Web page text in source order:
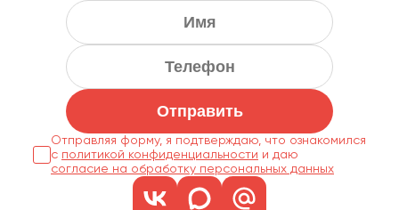
Отправить
Отправляя форму, я подтверждаю, что ознакомился
с политикой конфиденциальности
согласие на обработку персональных данных